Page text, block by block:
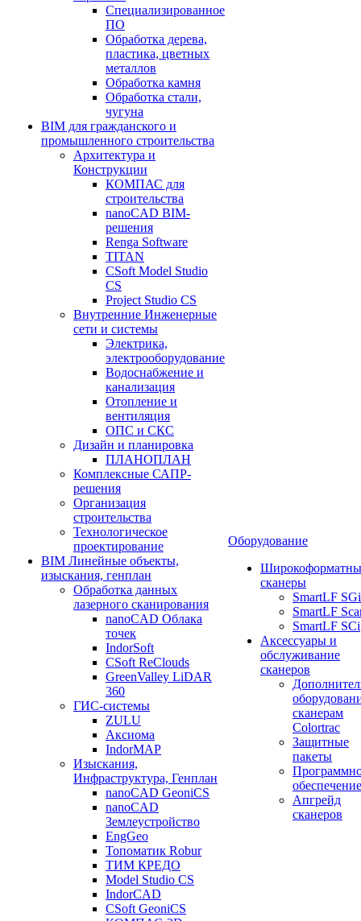
Специализированное
ПО
Обработка дерева,
пластика, цветных
металлов
Обработка камня
Обработка стали,
чугуна
BIM для гражданского и
промышленного строительства
Архитектура и
Конструкции
КОМПАС для
строительства
nanoCAD BIM-
решения
Renga Software
TITAN
CSoft Model Studio
CS
Project Studio CS
Внутренние Инженерные
сети и системы
Электрика,
электрооборудование
Водоснабжение и
канализация
Отопление и
вентиляция
ОПС и СКС
Дизайн и планировка
ПЛАНОПЛАН
Комплексные САПР-
решения
Организация
строительства
Технологическое
проектирование
BIM Линейные объекты,
изыскания, генплан
Обработка данных
лазерного сканирования
nanoCAD Облака
точек
IndorSoft
CSoft ReClouds
GreenValley LiDAR
360
ГИС-системы
ZULU
Аксиома
IndorMAP
Изыскания,
Инфраструктура, Генплан
nanoCAD GeoniCS
nanoCAD
Землеустройство
EngGeo
Топоматик Robur
ТИМ КРЕДО
Model Studio CS
IndorCAD
CSoft GeoniCS
Оборудование
сканеры
SmartLF SGi
SmartLF
SmartLF SCi
Аксессуары и
обслуживание
сканеров
сканерам
Colortrac
Защитные
пакеты
обеспечение
Апгрейд
сканеров